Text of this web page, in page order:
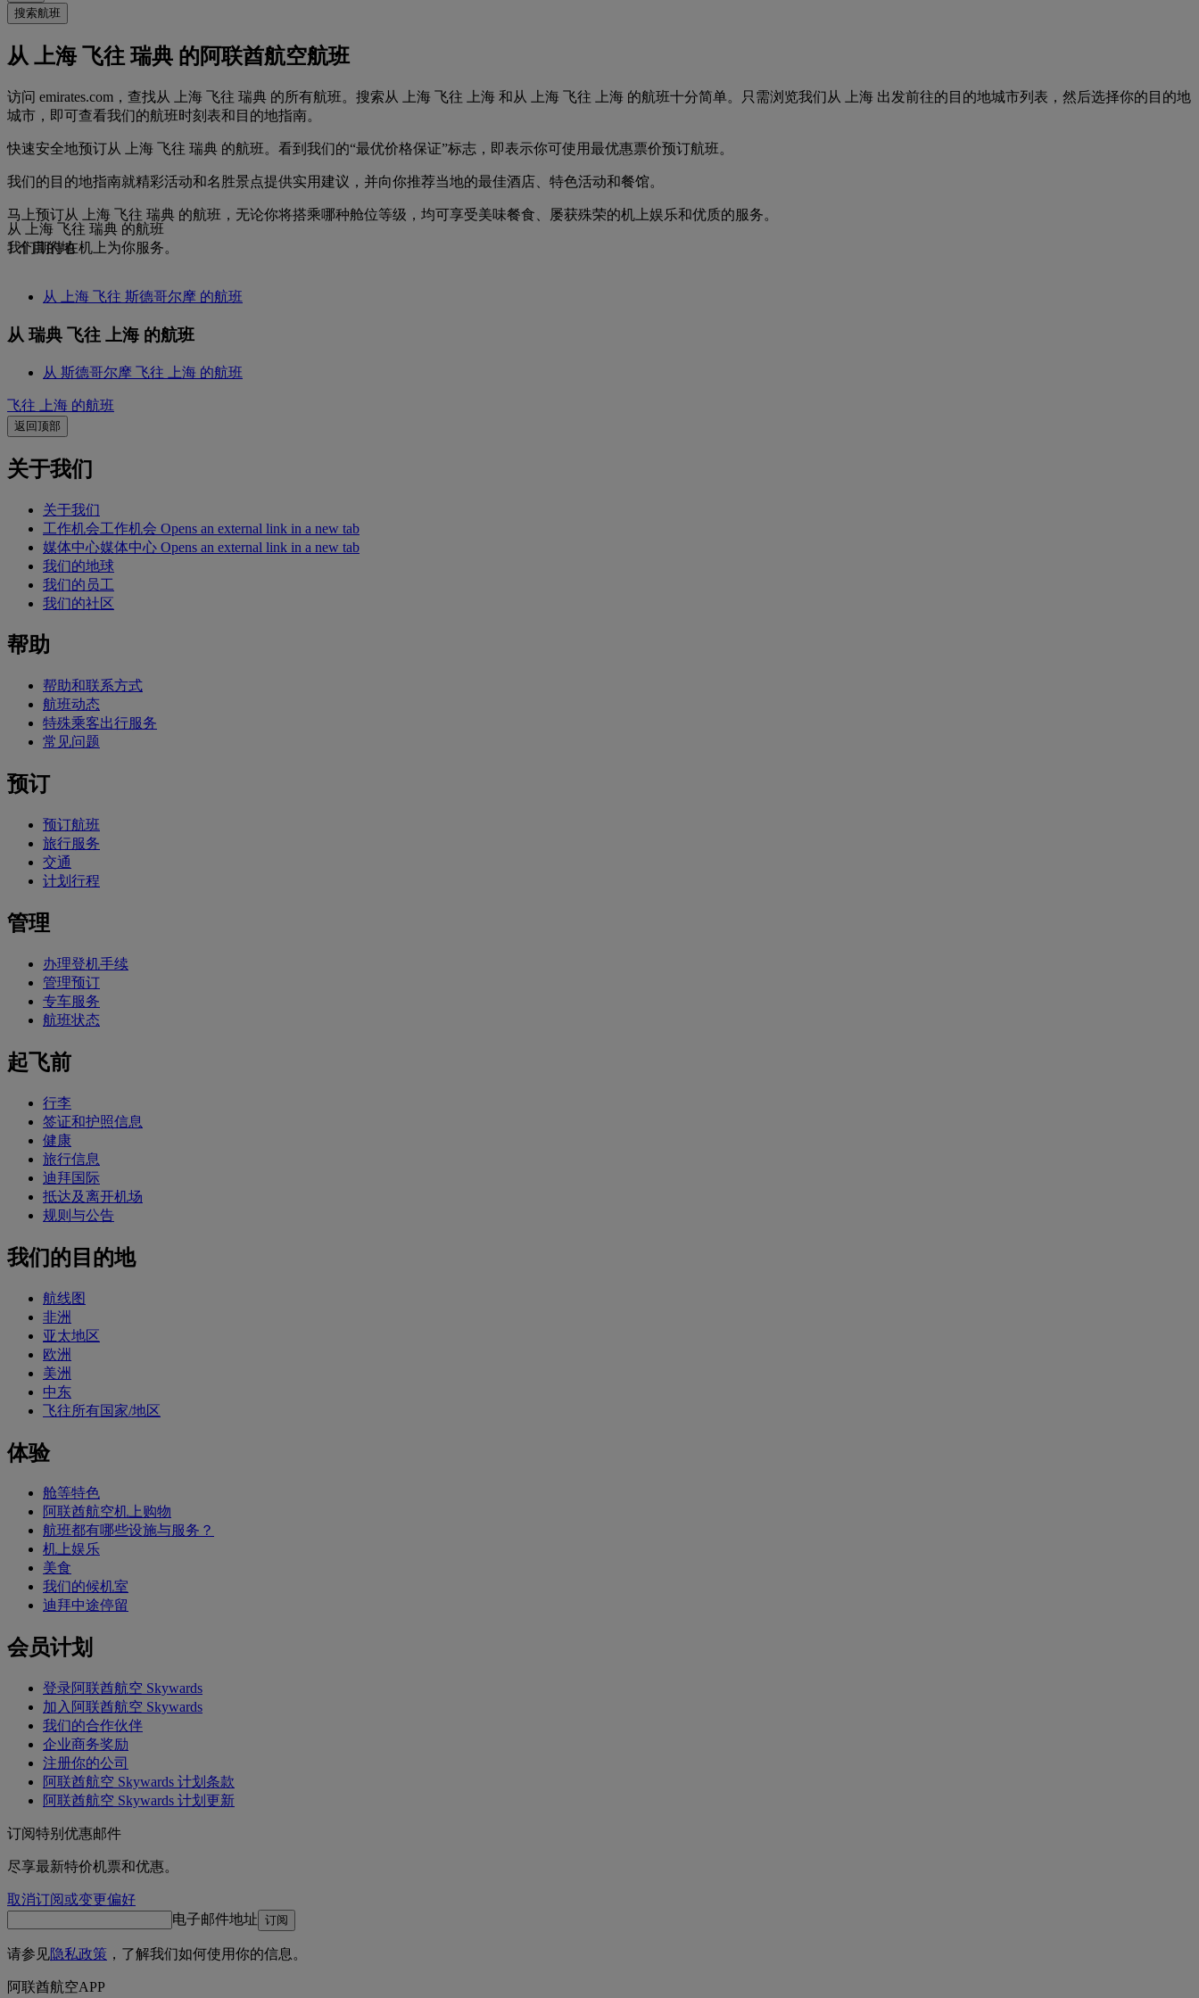
搜索航班
从 上海 飞往 瑞典 的阿联酋航空航班
访问 emirates.com，查找从 上海 飞往 瑞典 的所有航班。搜索从 上海 飞往 上海 和从 上海 飞往 上海 的航班十分简单。只需浏览我们从 上海 出发前往的目的地城市列表，然后选择你的目的地
城市，即可查看我们的航班时刻表和目的地指南。
快速安全地预订从 上海 飞往 瑞典 的航班。看到我们的“最优价格保证”标志，即表示你可使用最优惠票价预订航班。
我们的目的地指南就精彩活动和名胜景点提供实用建议，并向你推荐当地的最佳酒店、特色活动和餐馆。
马上预订从 上海 飞往 瑞典 的航班，无论你将搭乘哪种舱位等级，均可享受美味餐食、屡获殊荣的机上娱乐和优质的服务。
我们期待在机上为你服务。
从 上海 飞往 瑞典 的航班
1 个目的地
从 上海 飞往 斯德哥尔摩 的航班
从 瑞典 飞往 上海 的航班
从 斯德哥尔摩 飞往 上海 的航班
飞往 上海 的航班
返回顶部
关于我们
关于我们
工作机会工作机会 Opens an external link in a new tab
媒体中心媒体中心 Opens an external link in a new tab
我们的地球
我们的员工
我们的社区
帮助
帮助和联系方式
航班动态
特殊乘客出行服务
常见问题
预订
预订航班
旅行服务
交通
计划行程
管理
办理登机手续
管理预订
专车服务
航班状态
起飞前
行李
签证和护照信息
健康
旅行信息
迪拜国际
抵达及离开机场
规则与公告
我们的目的地
航线图
非洲
亚太地区
欧洲
美洲
中东
飞往所有国家/地区
体验
舱等特色
阿联酋航空机上购物
航班都有哪些设施与服务？
机上娱乐
美食
我们的候机室
迪拜中途停留
会员计划
登录阿联酋航空 Skywards
加入阿联酋航空 Skywards
我们的合作伙伴
企业商务奖励
注册你的公司
阿联酋航空 Skywards 计划条款
阿联酋航空 Skywards 计划更新
订阅特别优惠邮件
尽享最新特价机票和优惠。
取消订阅或变更偏好
电子邮件地址 订阅
请参见隐私政策 ，了解我们如何使用你的信息。
阿联酋航空APP